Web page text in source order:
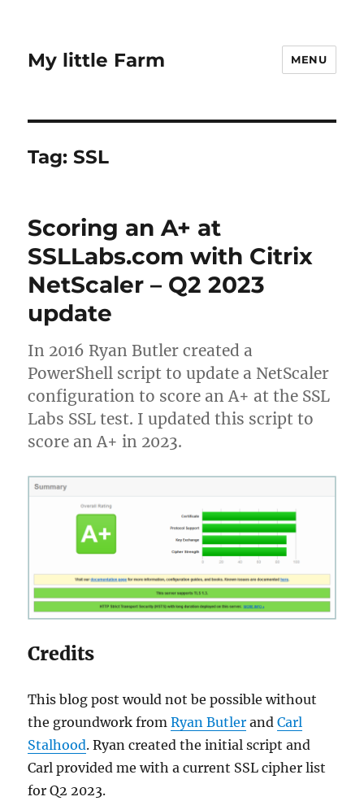
My little Farm MENU
Tag:SSL
Scoring an A+ at
SSLLabs.com with Citrix
NetScaler – Q2 2023
update
In 2016 Ryan Butler created a
PowerShell script to update a NetScaler
configuration to score an A+ at the SSL
Labs SSL test. I updated this script to
score an A+ in 2023.
Credits
This blog post would not be possible without
the groundwork fromRyan Butler andCarl
Stalhood. Ryan created the initial script and
Carl provided me with a current SSL cipher list
for Q2 2023.